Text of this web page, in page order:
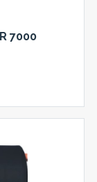
7000